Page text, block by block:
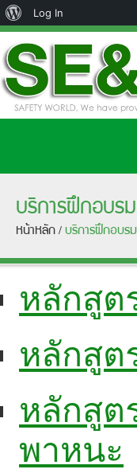
บริการฝึกอบรม
หน้าหลัก / บริการฝึกอบรม
หลักสูต
หลักสูต
หลักสูต
พาหนะ
Log In